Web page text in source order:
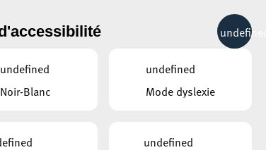
MOBILITÉ
AUTRES ÉVÉNEMENTS
MOSAÏQUE CLUB – CLUB SENIOR À
24°C
undefined
Noir-Blanc
undefined
Mode dyslexie
undefined